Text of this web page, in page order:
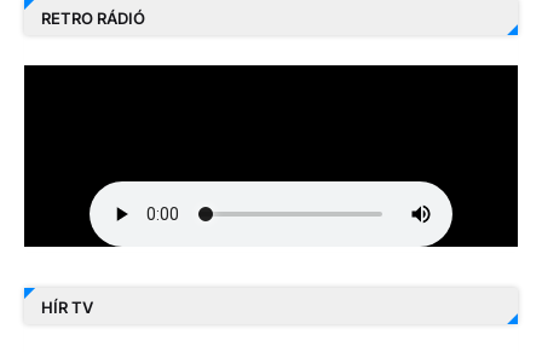
RETRO RÁDIÓ
HÍR TV